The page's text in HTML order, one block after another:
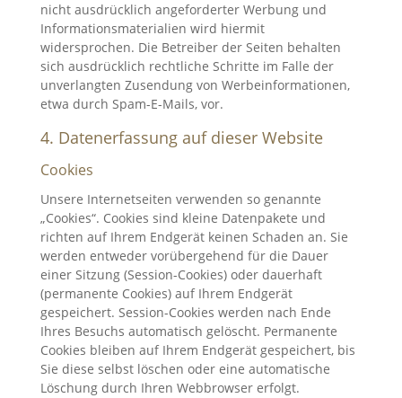
nicht ausdrücklich angeforderter Werbung und
Informationsmaterialien wird hiermit
widersprochen. Die Betreiber der Seiten behalten
sich ausdrücklich rechtliche Schritte im Falle der
unverlangten Zusendung von Werbeinformationen,
etwa durch Spam-E-Mails, vor.
4. Datenerfassung auf dieser Website
Cookies
Unsere Internetseiten verwenden so genannte
„Cookies“. Cookies sind kleine Datenpakete und
richten auf Ihrem Endgerät keinen Schaden an. Sie
werden entweder vorübergehend für die Dauer
einer Sitzung (Session-Cookies) oder dauerhaft
(permanente Cookies) auf Ihrem Endgerät
gespeichert. Session-Cookies werden nach Ende
Ihres Besuchs automatisch gelöscht. Permanente
Cookies bleiben auf Ihrem Endgerät gespeichert, bis
Sie diese selbst löschen oder eine automatische
Löschung durch Ihren Webbrowser erfolgt.